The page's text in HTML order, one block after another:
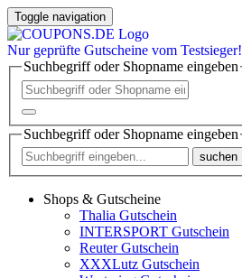
Toggle navigation
Nur geprüfte Gutscheine vom Testsieger!
Suchbegriff oder Shopname eingeben
Suchbegriff oder Shopname eingeben
suchen
Shops & Gutscheine
Thalia Gutschein
INTERSPORT Gutschein
Reuter Gutschein
XXXLutz Gutschein